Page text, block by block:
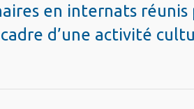
en internats réunis
d’une activité